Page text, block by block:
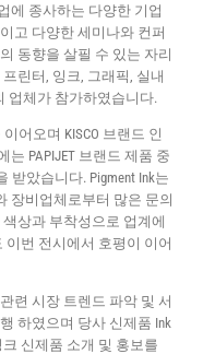
에 종사하는 다양한 기업
고 다양한 세미나와 컨퍼
동향을 살필 수 있는 자리
린터, 잉크, 그래픽, 실내
업체가 참가하였습니다.
어오며 KISCO 브랜드 인
PAPIJET 브랜드 제품 중
받았습니다. Pigment Ink는
장비업체로부터 많은 문의
상과 부착성으로 업계에
이번 전시에서 호평이 이어
련 시장 트렌드 파악 및 서
하였으며 당사 신제품 Ink
신제품 소개 및 홍보를